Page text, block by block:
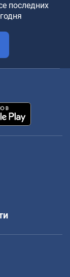
последних